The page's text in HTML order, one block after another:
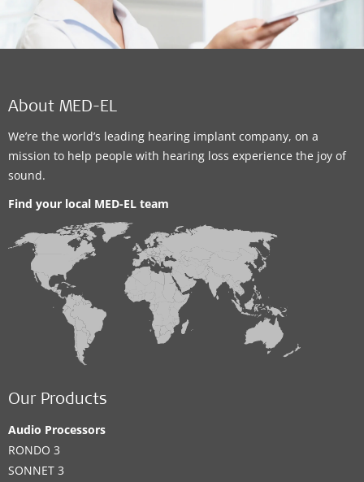
About MED-EL
We’re the world’s leading hearing implant company, on a
mission to help people with hearing loss experience the joy of
sound.
Find your local MED-EL team
Our Products
Audio Processors
RONDO 3
SONNET 3